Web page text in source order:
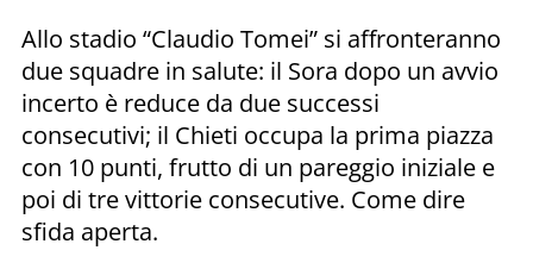
Allo stadio “Claudio Tomei” si affronteranno
due squadre in salute: il Sora dopo un avvio
incerto è reduce da due successi
consecutivi; il Chieti occupa la prima piazza
con 10 punti, frutto di un pareggio iniziale e
poi di tre vittorie consecutive. Come dire
sfida aperta.